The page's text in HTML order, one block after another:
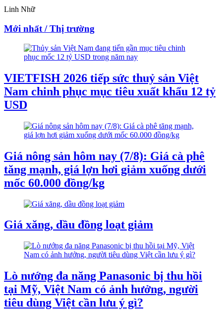
Linh Nhữ
Mới nhất / Thị trường
VIETFISH 2026 tiếp sức thuỷ sản Việt
Nam chinh phục mục tiêu xuất khẩu 12 tỷ
USD
Giá nông sản hôm nay (7/8): Giá cà phê
tăng mạnh, giá lợn hơi giảm xuống dưới
mốc 60.000 đồng/kg
Giá xăng, dầu đồng loạt giảm
Lò nướng đa năng Panasonic bị thu hồi
tại Mỹ, Việt Nam có ảnh hưởng, người
tiêu dùng Việt cần lưu ý gì?